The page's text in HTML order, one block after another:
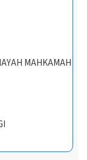
MAHKAMAH